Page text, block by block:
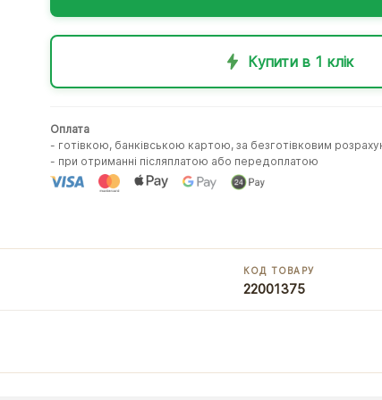
Купити в 1 клік
Оплата
- готівкою, банківською картою, за безготівковим
- при отриманні післяплатою або передоплатою
КОД ТОВАРУ
22001375